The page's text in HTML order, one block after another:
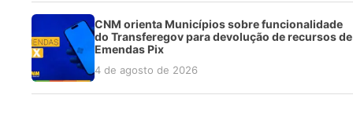
CNM orienta Municípios sobre funcionalidade
do Transferegov para devolução de recursos de
Emendas Pix
4 de agosto de 2026